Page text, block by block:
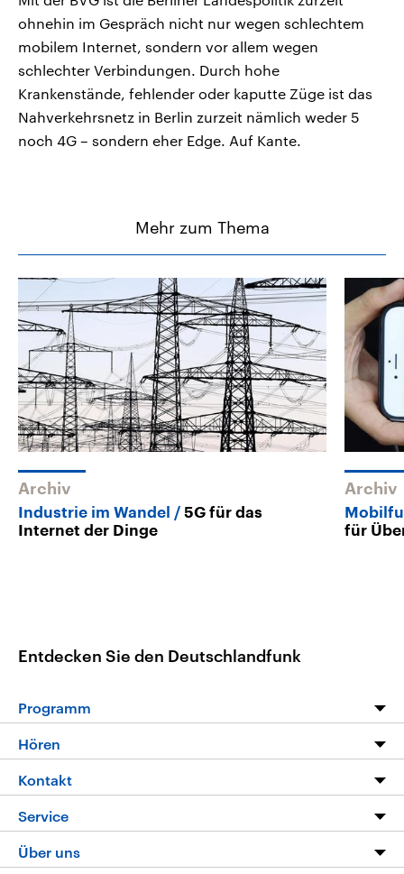
ohnehin im Gespräch nicht nur wegen schlechtem
mobilem Internet, sondern vor allem wegen
schlechter Verbindungen. Durch hohe
Krankenstände, fehlender oder kaputte Züge ist das
Nahverkehrsnetz in Berlin zurzeit nämlich weder 5
noch 4G – sondern eher Edge. Auf Kante.
Mehr zum Thema
Archiv
Industrie im Wandel
5G für das
Internet der Dinge
Archiv
für
Entdecken Sie den Deutschlandfunk
Programm
Programm
Die Nachrichten
Nachrichtenleicht
Neue Beiträge auf dlf.de
Hören
Livestream
Podcasts
Deutschlandfunk App
Kontakt
Hörerservice
Service
FAQ
Über uns